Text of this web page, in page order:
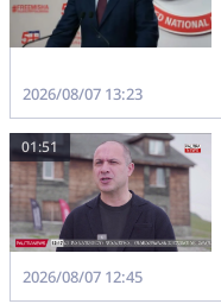
2026/08/07 13:23
01:51
2026/08/07 12:45